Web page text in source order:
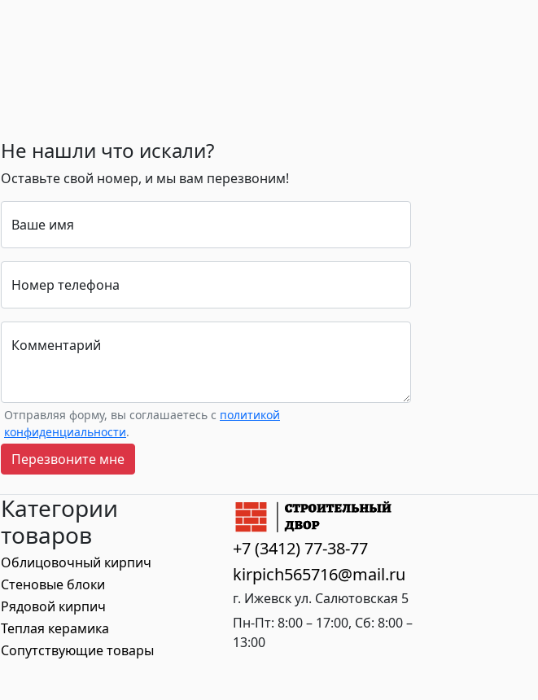
Не нашли что искали?
Оставьте свой номер, и мы вам перезвоним!
Ваше имя
Номер телефона
Комментарий
Отправляя форму, вы соглашаетесь с политикой
конфиденциальности.
Перезвоните мне
Категории
товаров
Облицовочный кирпич
Стеновые блоки
Рядовой кирпич
Теплая керамика
Сопутствующие товары
+7 (3412) 77-38-77
kirpich565716@mail.ru
г. Ижевск ул. Салютовская 5
Пн-Пт: 8:00 – 17:00, Сб: 8:00 –
13:00